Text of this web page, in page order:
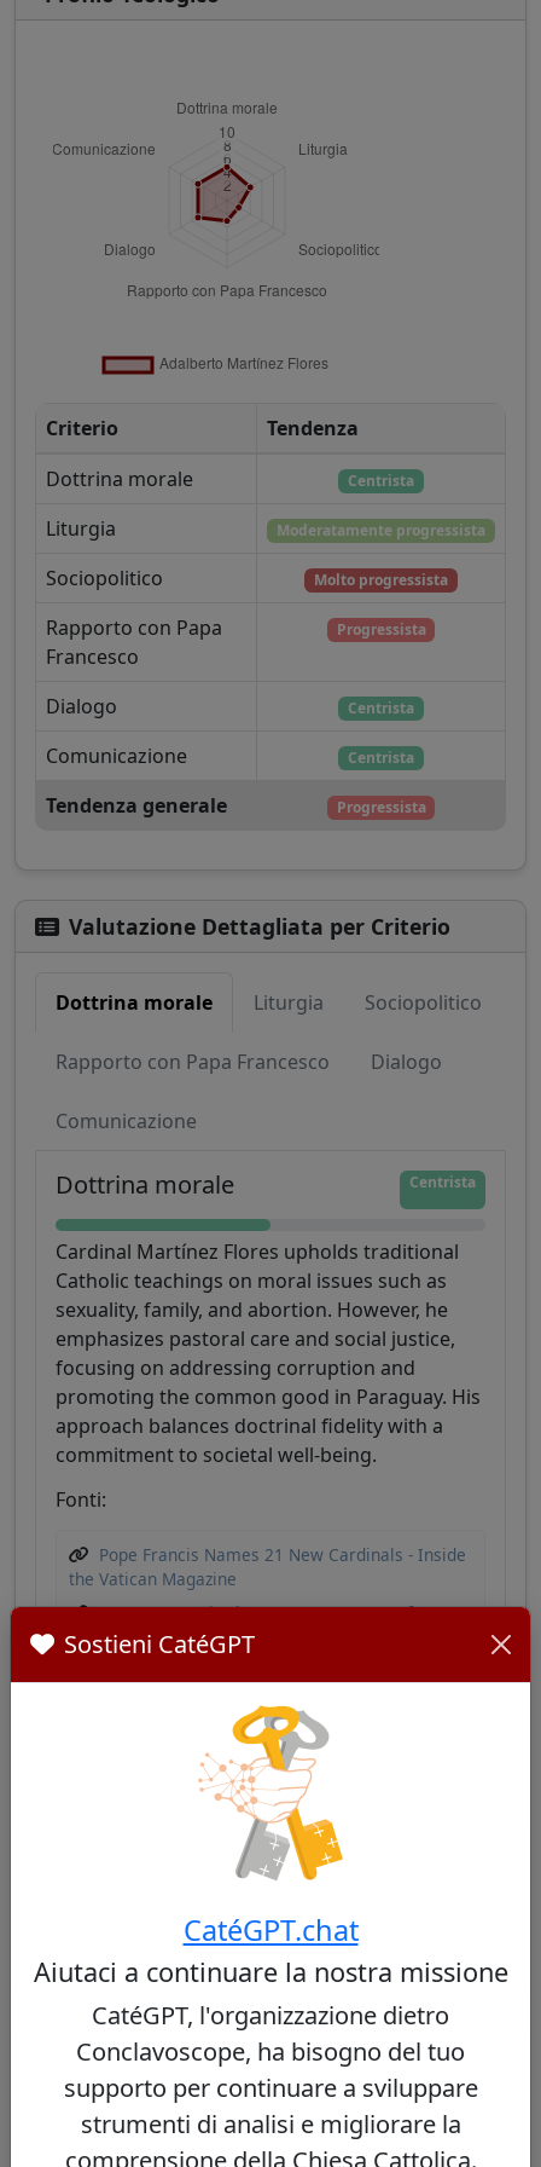
Criterio
Tendenza
Dottrina morale
Centrista
Liturgia Moderatamente progressista
Sociopolitico Molto progressista
Rapporto con Papa
Francesco
Progressista
Dialogo Centrista
Comunicazione Centrista
Tendenza generale Progressista
Valutazione Dettagliata per Criterio
Dottrina morale Liturgia Sociopolitico
Rapporto con Papa Francesco Dialogo
Comunicazione
Dottrina morale Centrista
Cardinal Martínez Flores upholds traditional
Catholic teachings on moral issues such as
sexuality, family, and abortion. However, he
emphasizes pastoral care and social justice,
focusing on addressing corruption and
promoting the common good in Paraguay. His
approach balances doctrinal fidelity with a
commitment to societal well-being.
Fonti:
Pope Francis Names 21 New Cardinals - Inside
the Vatican Magazine
Paraguay - United States Department of State
Cardinali Simili
Altri cardinali da Paraguay
Nessun cardinale simile trovato
Altri cardinali dello stesso concistoro
44/100
Virgílio do Carmo da Silva
Sostieni CatéGPT
CatéGPT.chat
Aiutaci a continuare la nostra missione
CatéGPT, l'organizzazione dietro
Conclavoscope, ha bisogno del tuo
supporto per continuare a sviluppare
strumenti di analisi e migliorare la
comprensione della Chiesa Cattolica.